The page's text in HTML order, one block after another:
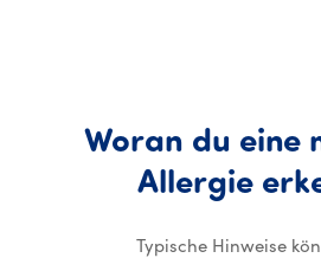
Woran du eine
Allergie
Typische Hinweise